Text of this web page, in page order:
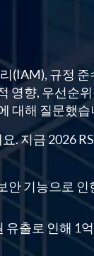
(IAM), 규정 준
영향, 우선순
대해 질문했습
. 지금 2026
안 기능으로 인
유출로 인해 1